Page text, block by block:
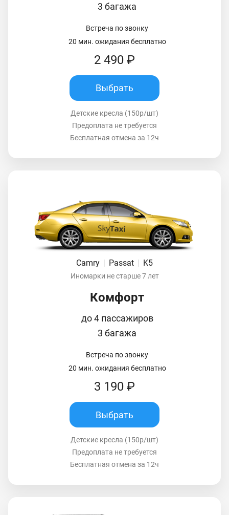
3 багажа
Встреча по звонку
20 мин. ожидания бесплатно
2 490 ₽
Выбрать
Детские кресла (150р/шт)
Предоплата не требуется
Бесплатная отмена за 12ч
Camry Passat K5
Иномарки не старше 7 лет
Комфорт
до 4 пассажиров
3 багажа
Встреча по звонку
20 мин. ожидания бесплатно
3 190 ₽
Выбрать
Детские кресла (150р/шт)
Предоплата не требуется
Бесплатная отмена за 12ч